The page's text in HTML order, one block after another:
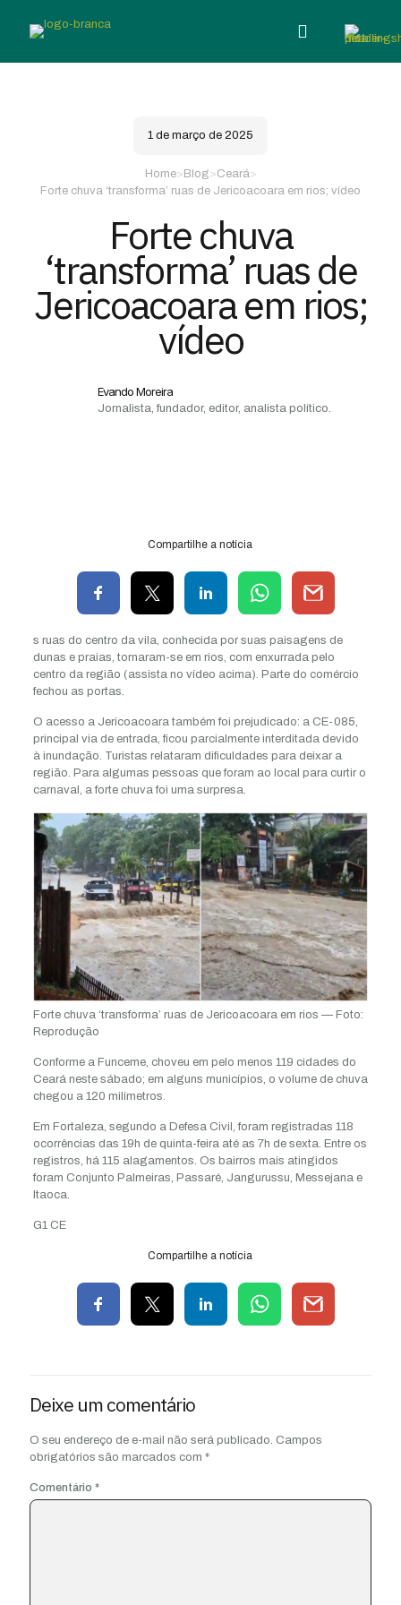
1 de março de 2025
Home> Blog>Ceará>
Forte chuva ‘transforma’ ruas de Jericoacoara em rios; vídeo
Forte chuva
‘transforma’ ruas de
Jericoacoara em rios;
vídeo
Evando Moreira
Jornalista, fundador, editor, analista político.
Compartilhe a notícia
s ruas do centro da vila, conhecida por suas paisagens de
dunas e praias, tornaram-se em rios, com enxurrada pelo
centro da região (assista no vídeo acima). Parte do comércio
fechou as portas.
O acesso a Jericoacoara também foi prejudicado: a CE-085,
principal via de entrada, ficou parcialmente interditada devido
à inundação. Turistas relataram dificuldades para deixar a
região. Para algumas pessoas que foram ao local para curtir o
carnaval, a forte chuva foi uma surpresa.
Forte chuva ‘transforma’ ruas de Jericoacoara em rios — Foto:
Reprodução
Conforme a Funceme, choveu em pelo menos 119 cidades do
Ceará neste sábado; em alguns municípios, o volume de chuva
chegou a 120 milímetros.
Em Fortaleza, segundo a Defesa Civil, foram registradas 118
ocorrências das 19h de quinta-feira até as 7h de sexta. Entre os
registros, há 115 alagamentos. Os bairros mais atingidos
foram Conjunto Palmeiras, Passaré, Jangurussu, Messejana e
Itaoca.
G1 CE
Compartilhe a notícia
Deixe um comentário
O seu endereço de e-mail não será publicado. Campos
obrigatórios são marcados com *
Comentário *